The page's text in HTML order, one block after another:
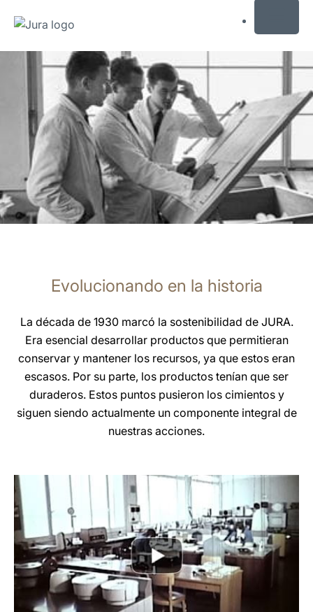
contenido
búsqueda
Evolucionando en la historia
La década de 1930 marcó la sostenibilidad de JURA.
Era esencial desarrollar productos que permitieran
conservar y mantener los recursos, ya que estos eran
escasos. Por su parte, los productos tenían que ser
duraderos. Estos puntos pusieron los cimientos y
siguen siendo actualmente un componente integral de
nuestras acciones.